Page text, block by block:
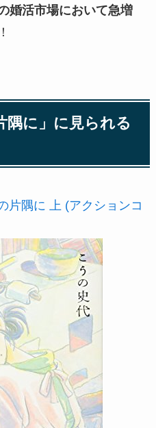
婚活市場において急増
隅に」に見られる
片隅に 上 (アクションコ